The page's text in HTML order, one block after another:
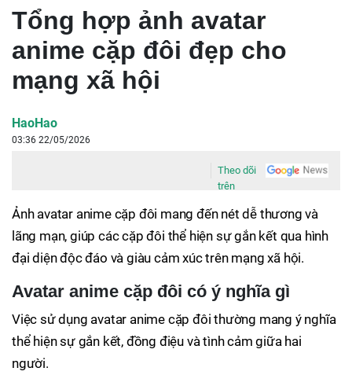
Tổng hợp ảnh avatar
anime cặp đôi đẹp cho
mạng xã hội
HaoHao
03:36 22/05/2026
Theo dõi
trên
Ảnh avatar anime cặp đôi mang đến nét dễ thương và
lãng mạn, giúp các cặp đôi thể hiện sự gắn kết qua hình
đại diện độc đáo và giàu cảm xúc trên mạng xã hội.
Avatar anime cặp đôi có ý nghĩa gì
Việc sử dụng avatar anime cặp đôi thường mang ý nghĩa
thể hiện sự gắn kết, đồng điệu và tình cảm giữa hai
người.